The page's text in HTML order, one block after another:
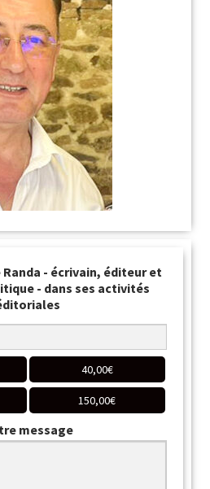
- écrivain, éditeur et
- dans ses activités
40,00€
150,00€
message